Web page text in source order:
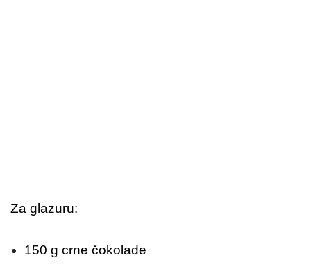
Za glazuru:
150 g crne čokolade